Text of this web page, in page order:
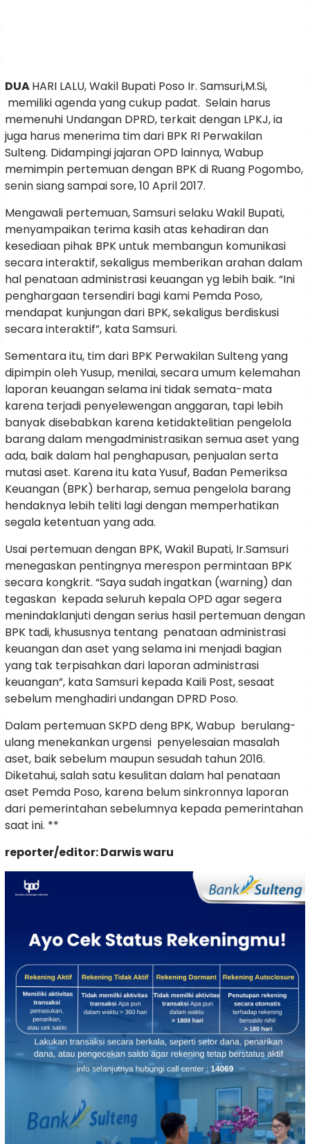
DUAHARI LALU, Wakil Bupati Poso Ir. Samsuri,M.Si,
memiliki agenda yang cukup padat. Selain harus
memenuhi Undangan DPRD, terkait dengan LPKJ, ia
juga harus menerima tim dari BPK RI Perwakilan
Sulteng. Didampingi jajaran OPD lainnya, Wabup
memimpin pertemuan dengan BPK di Ruang Pogombo,
senin siang sampai sore, 10 April 2017.
Mengawali pertemuan, Samsuri selaku Wakil Bupati,
menyampaikan terima kasih atas kehadiran dan
kesediaan pihak BPK untuk membangun komunikasi
secara interaktif, sekaligus memberikan arahan dalam
hal penataan administrasi keuangan yg lebih baik. “Ini
penghargaan tersendiri bagi kami Pemda Poso,
mendapat kunjungan dari BPK, sekaligus berdiskusi
secara interaktif”, kata Samsuri.
Sementara itu, tim dari BPK Perwakilan Sulteng yang
dipimpin oleh Yusup, menilai, secara umum kelemahan
laporan keuangan selama ini tidak semata-mata
karena terjadi penyelewengan anggaran, tapi lebih
banyak disebabkan karena ketidaktelitian pengelola
barang dalam mengadministrasikan semua aset yang
ada, baik dalam hal penghapusan, penjualan serta
mutasi aset. Karena itu kata Yusuf, Badan Pemeriksa
Keuangan (BPK) berharap, semua pengelola barang
hendaknya lebih teliti lagi dengan memperhatikan
segala ketentuan yang ada.
Usai pertemuan dengan BPK, Wakil Bupati, Ir.Samsuri
menegaskan pentingnya merespon permintaan BPK
secara kongkrit. “Saya sudah ingatkan (warning) dan
tegaskan kepada seluruh kepala OPD agar segera
menindaklanjuti dengan serius hasil pertemuan dengan
BPK tadi, khususnya tentang penataan administrasi
keuangan dan aset yang selama ini menjadi bagian
yang tak terpisahkan dari laporan administrasi
keuangan”, kata Samsuri kepada Kaili Post, sesaat
sebelum menghadiri undangan DPRD Poso.
Dalam pertemuan SKPD deng BPK, Wabup berulang-
ulang menekankan urgensi penyelesaian masalah
aset, baik sebelum maupun sesudah tahun 2016.
Diketahui, salah satu kesulitan dalam hal penataan
aset Pemda Poso, karena belum sinkronnya laporan
dari pemerintahan sebelumnya kepada pemerintahan
saat ini. **
reporter/editor: Darwis waru